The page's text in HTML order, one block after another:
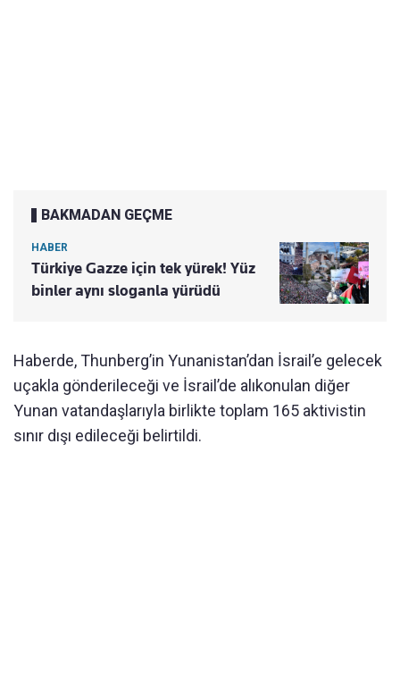
BAKMADAN GEÇME
HABER
Türkiye Gazze için tek yürek! Yüz
binler aynı sloganla yürüdü
Haberde, Thunberg’in Yunanistan’dan İsrail’e gelecek
uçakla gönderileceği ve İsrail’de alıkonulan diğer
Yunan vatandaşlarıyla birlikte toplam 165 aktivistin
sınır dışı edileceği belirtildi.